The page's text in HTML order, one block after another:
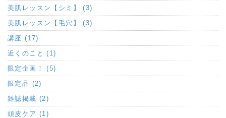
美肌レッスン【シミ】 (3)
美肌レッスン【毛穴】 (3)
講座 (17)
近くのこと (1)
限定企画！ (5)
限定品 (2)
雑誌掲載 (2)
頭皮ケア (1)